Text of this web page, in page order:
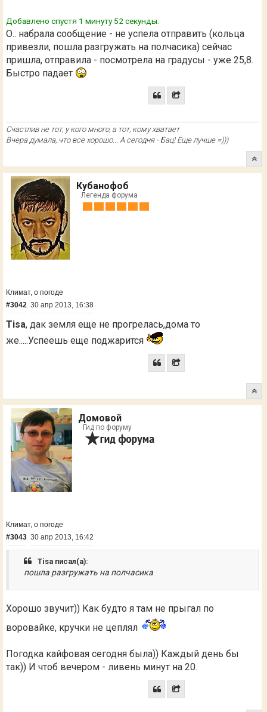
Добавлено спустя 1 минуту 52 секунды:
О.. набрала сообщение - не успела отправить (кольца
привезли, пошла разгружать на полчасика) сейчас
пришла, отправила - посмотрела на градусы - уже 25,8.
Быстро падает
Счастлив не тот, у кого много, а тот, кому хватает
Вчера думала, что все хорошо... А сегодня - Бац! Еще лучше =)))
Кубанофоб
Легенда форума
Климат, о погоде
#3042 30 апр 2013, 16:38
Tisa, дак земля еще не прогрелась,дома то
же.....Успеешь еще поджарится
Домовой
Гид по форуму
Климат, о погоде
#3043 30 апр 2013, 16:42
Tisa писал(а):
пошла разгружать на полчасика
Хорошо звучит)) Как будто я там не прыгал по
воровайке, кручки не цеплял
Погодка кайфовая сегодня была)) Каждый день бы
так)) И чтоб вечером - ливень минут на 20.